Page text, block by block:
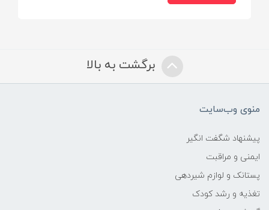
• دارای لایه عمودی محافظ جهت ممانعت از
و بدون هیچگونه عوارض پوستی
وجلوگیری از بازگشت مایع به سطح پوست
• استفاده از بهترین نوع ترکیب مواد و پودر
ممکن
برگشت به بالا
منوی وب‌سایت
پیشنهاد شگفت انگیر
ایمنی و مراقبت
پستانک و لوازم شیردهی
تغذیه و رشد کودک